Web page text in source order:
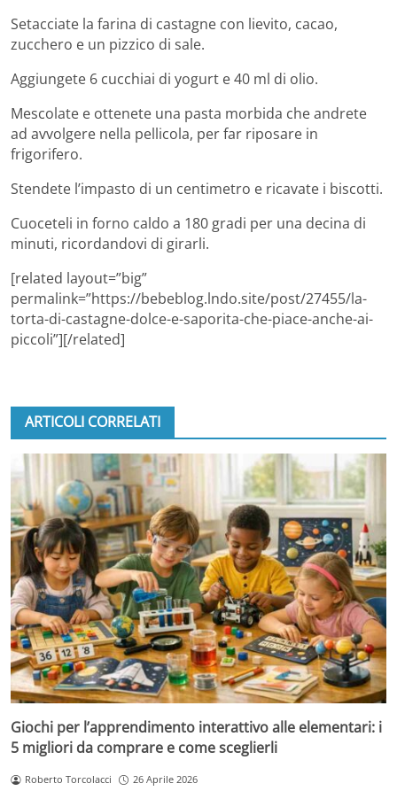
Setacciate la farina di castagne con lievito, cacao,
zucchero e un pizzico di sale.
Aggiungete 6 cucchiai di yogurt e 40 ml di olio.
Mescolate e ottenete una pasta morbida che andrete
ad avvolgere nella pellicola, per far riposare in
frigorifero.
Stendete l’impasto di un centimetro e ricavate i biscotti.
Cuoceteli in forno caldo a 180 gradi per una decina di
minuti, ricordandovi di girarli.
[related layout=”big”
permalink=”https://bebeblog.lndo.site/post/27455/la-
torta-di-castagne-dolce-e-saporita-che-piace-anche-ai-
piccoli”][/related]
ARTICOLI CORRELATI
Giochi per l’apprendimento interattivo alle elementari: i
5 migliori da comprare e come sceglierli
Roberto Torcolacci 26 Aprile 2026